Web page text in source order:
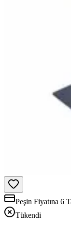
Peşin Fiyatına 6
Tükendi